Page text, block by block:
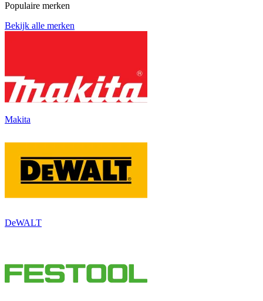
Populaire merken
Bekijk alle merken
Makita
DeWALT